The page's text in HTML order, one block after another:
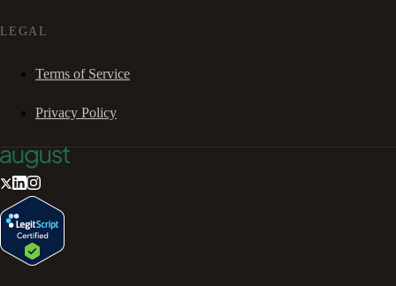
LEGAL
Terms of Service
Privacy Policy